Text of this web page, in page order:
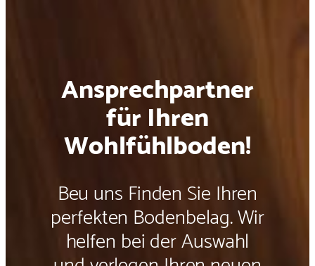
Ansprechpartner
für Ihren
Wohlfühlboden!
Beu uns Finden Sie Ihren
perfekten Bodenbelag. Wir
helfen bei der Auswahl